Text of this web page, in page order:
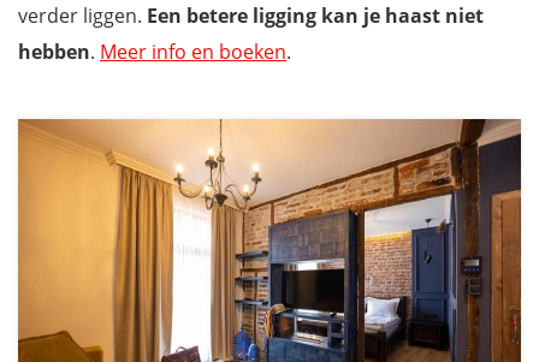
verder liggen. Een betere ligging kan je haast niet
hebben. Meer info en boeken.